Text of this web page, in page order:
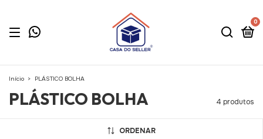
0
Início > PLÁSTICO BOLHA
PLÁSTICO BOLHA 4 produtos
ORDENAR